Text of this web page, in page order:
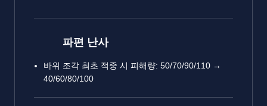
파편 난사
바위 조각 최초 적중 시 피해량: 50/70/90/110 →
40/60/80/100